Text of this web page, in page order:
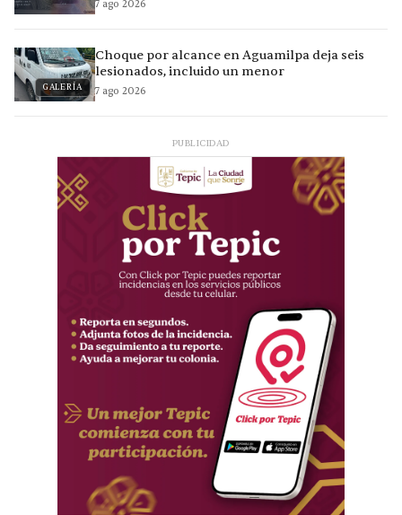
7 ago 2026
GALERÍA
Choque por alcance en Aguamilpa deja seis
lesionados, incluido un menor
7 ago 2026
PUBLICIDAD